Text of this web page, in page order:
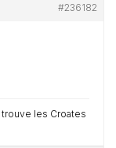
#236182
les Croates